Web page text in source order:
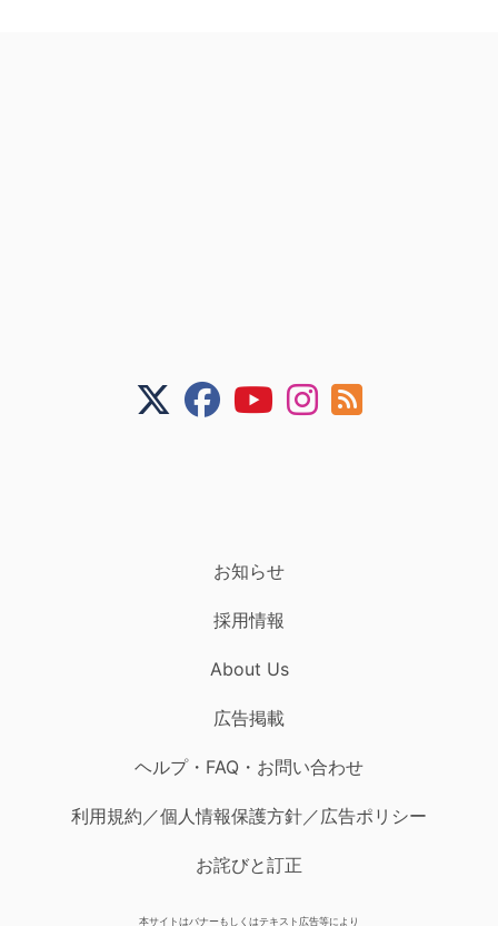
お知らせ
採用情報
About Us
広告掲載
ヘルプ・FAQ・お問い合わせ
利用規約／個人情報保護方針／広告ポリシー
お詫びと訂正
本サイトはバナーもしくはテキスト広告等により